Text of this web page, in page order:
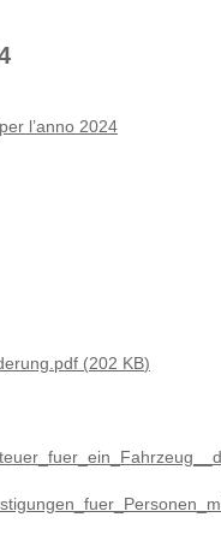
l’anno 2024
202 KB